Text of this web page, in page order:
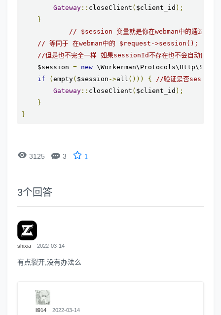
Gateway :: closeClient ( $client_id );
}
// $session 变量就是你在webman中的通过请
// 等同于 在webman中的 $request->session();
//但是也不完全一样 如果sessionId不存在也不会自动创建
    $session
= new
if
( empty( $session ->all ())) {
//验证是否session
Gateway :: closeClient ( $client_id );
}
}
 3125  3 1
3个回答
shixia 2022-03-14
有点裂开,没有办法么
li914 2022-03-14